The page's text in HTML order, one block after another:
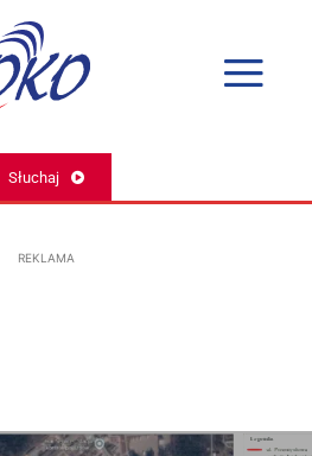
Słuchaj
REKLAMA